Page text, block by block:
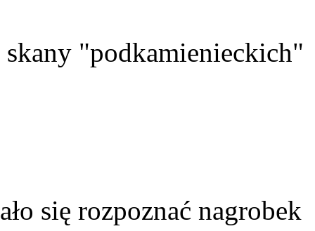
"podkamienieckich"
się rozpoznać nagrobek